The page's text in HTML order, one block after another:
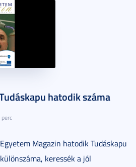
hatodik száma
perc
Magazin hatodik Tudáskapu
keressék a jól